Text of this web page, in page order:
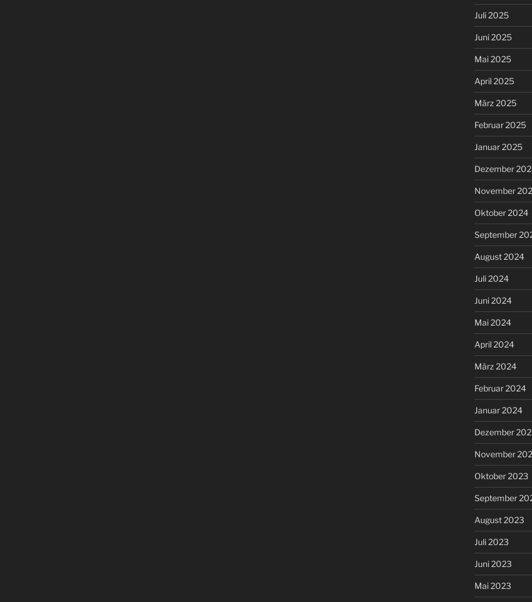
Juli 2025
Juni 2025
Mai 2025
April 2025
März 2025
Februar 2025
Januar 2025
Dezember
November
Oktober 2024
September
August 2024
Juli 2024
Juni 2024
Mai 2024
April 2024
März 2024
Februar 2024
Januar 2024
Dezember
November
Oktober 2023
September
August 2023
Juli 2023
Juni 2023
Mai 2023